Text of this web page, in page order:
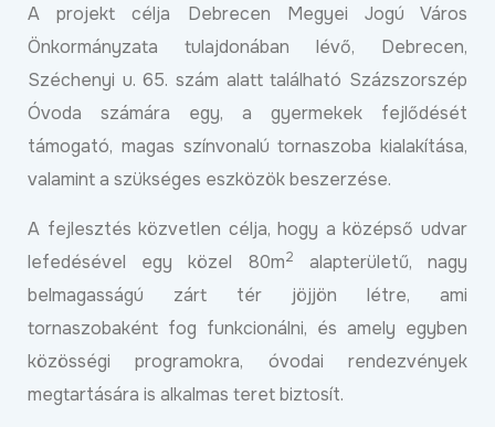
A projekt célja Debrecen Megyei Jogú Város
Önkormányzata tulajdonában lévő, Debrecen,
Széchenyi u. 65. szám alatt található Százszorszép
Óvoda számára egy, a gyermekek fejlődését
támogató, magas színvonalú tornaszoba kialakítása,
valamint a szükséges eszközök beszerzése.
A fejlesztés közvetlen célja, hogy a középső udvar
lefedésével egy közel 80m2
alapterületű, nagy
belmagasságú zárt tér jöjjön létre, ami
tornaszobaként fog funkcionálni, és amely egyben
közösségi programokra, óvodai rendezvények
megtartására is alkalmas teret biztosít.